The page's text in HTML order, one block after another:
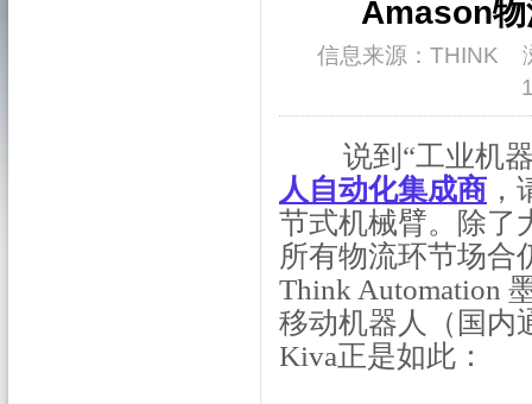
Amason
信息来源： THINK
说到“工业机
人自动化集成商
节式机械臂。除了
所有物流环节场合
Think Automation
移动机器人（国内
Kiva正是如此：